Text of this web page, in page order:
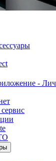
-